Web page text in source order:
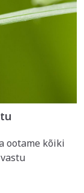
ootame kõiki